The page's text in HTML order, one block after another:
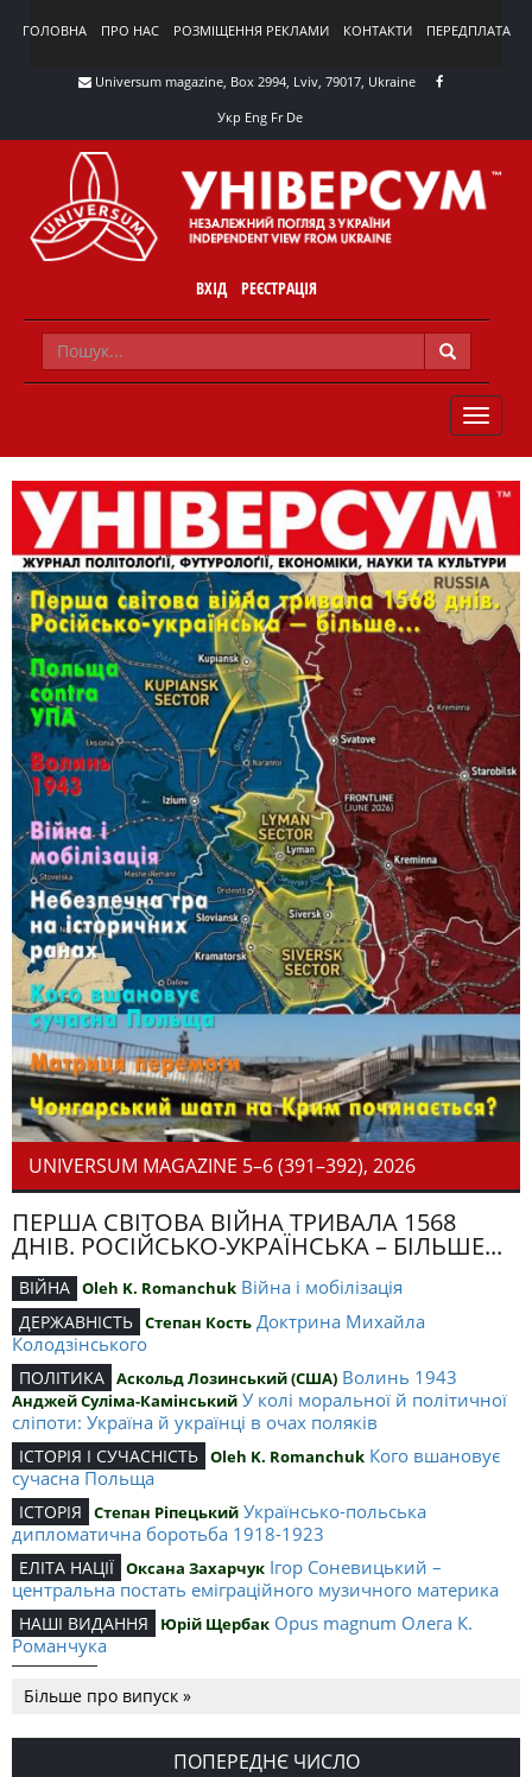
ГОЛОВНА ПРО НАС РОЗМІЩЕННЯ РЕКЛАМИ КОНТАКТИ ПЕРЕДПЛАТА
Universum magazine, Box 2994, Lviv, 79017, Ukraine
Укр Eng Fr De
ВХІД РЕЄСТРАЦІЯ
TOGGLE
UNIVERSUM MAGAZINE 5–6 (391–392), 2026
ПЕРША СВІТОВА ВІЙНА ТРИВАЛА 1568
ДНІВ. РОСІЙСЬКО-УКРАЇНСЬКА – БІЛЬШЕ...
ВІЙНА Oleh K. Romanchuk Війна і мобілізація
ДЕРЖАВНІСТЬ Степан Кость Доктрина Михайла
Колодзінського
ПОЛІТИКА Аскольд Лозинський (США) Волинь 1943
Анджей Суліма-Камінський У колі моральної й політичної
сліпоти: Україна й українці в очах поляків
ІСТОРІЯ І СУЧАСНІСТЬ Oleh K. Romanchuk Кого вшановує
сучасна Польща
ІСТОРІЯ Степан Ріпецький Українсько-польська
дипломатична боротьба 1918-1923
ЕЛІТА НАЦІЇ Оксана Захарчук Ігор Соневицький –
центральна постать еміграційного музичного материка
НАШІ ВИДАННЯ Юрій Щербак Opus magnum Олега К.
Романчука
Романчука
Editorial Oleh K. Romanchuk Журавель і синиця як
уособлення української політстратегії й тактики
Більше про випуск »
ПОПЕРЕДНЄ ЧИСЛО